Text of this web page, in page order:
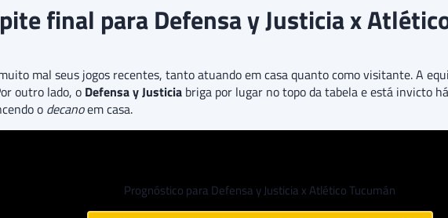
final para Defensa y Justicia x
mal seus jogos recentes, tanto atuando em casa quanto como visitante. A
outro lado, o Defensa y Justicia briga por lugar no topo da tabela e está invicto
o decanoem casa.
Prognóstico para Defensa y Justicia x Atlético Tucumán